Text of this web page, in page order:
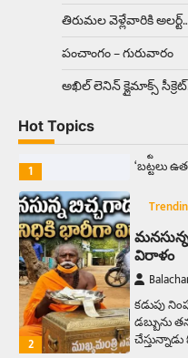
తిరుమల వెళ్లేవారికి
పంచాంగం – గురువారం
అఖిల్‌ లెనిన్ క్లైమాక్స్‌
Hot Topics
రహదారిపై
1
Trending
అక్కడ
సాఫ్ట్‌వేర్
‘బట్టలు
2
విరాళం
కడుపు
డబ్బును
చేస్తున్నాడు